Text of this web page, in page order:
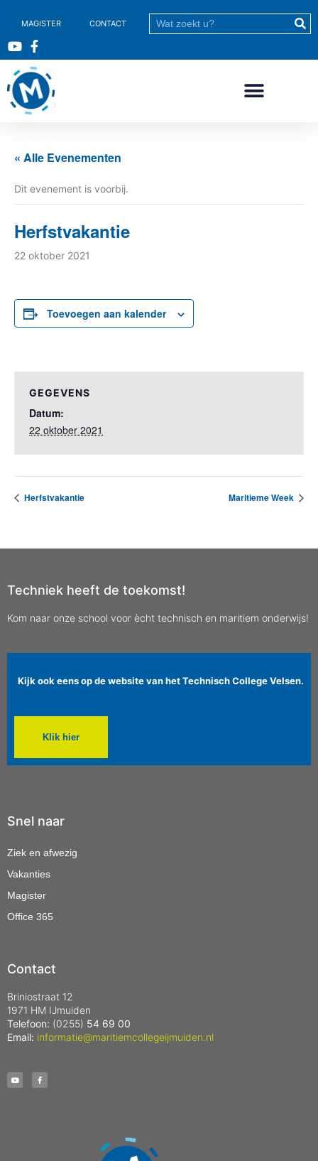
MAGISTER CONTACT
« Alle Evenementen
Dit evenement is voorbij.
Herfstvakantie
22 oktober 2021
Toevoegen aan kalender
GEGEVENS
Datum:
22 oktober 2021
Herfstvakantie Maritieme Week
Techniek heeft de toekomst!
Kom naar onze school voor ècht technisch en maritiem onderwijs!
Kijk ook eens op de website van het Technisch College Velsen.
Klik hier
Snel naar
Ziek en afwezig
Vakanties
Magister
Office 365
Contact
Briniostraat 12
1971 HM IJmuiden
Telefoon: (0255) 54 69 00
Email: informatie@maritiemcollegeijmuiden.nl